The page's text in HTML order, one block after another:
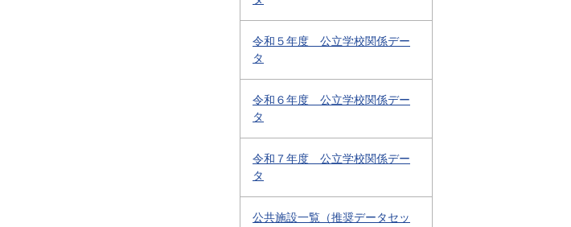
令和５年度 公立学校関係デー
タ
令和６年度 公立学校関係デー
タ
令和７年度 公立学校関係デー
タ
公共施設一覧（推奨データセッ